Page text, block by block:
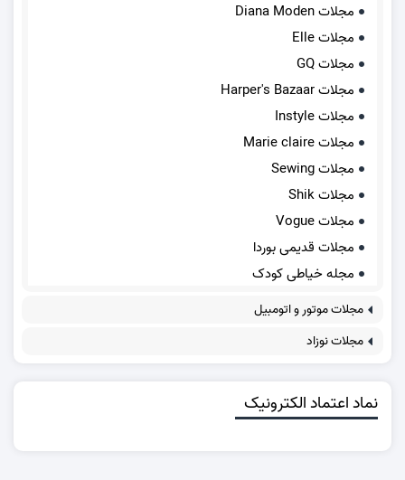
مجلات Diana Moden
مجلات Elle
مجلات GQ
مجلات Harper's Bazaar
مجلات Instyle
مجلات Marie claire
مجلات Sewing
مجلات Shik
مجلات Vogue
مجلات قدیمی بوردا
مجله خیاطی کودک
مجلات موتور و اتومبیل
مجلات نوزاد
نماد اعتماد الکترونیک